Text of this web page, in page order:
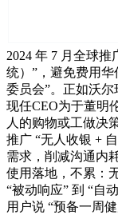
2024 年 7 月全球推
统）”，避免费用
委员会”。正如沃尔
现任CEO为于董明
人的购物或工做决
推广 “无人收银 +
需求，削减沟通内
使用落地，不累：
“被动响应” 到 “自
用户说 “预备一周